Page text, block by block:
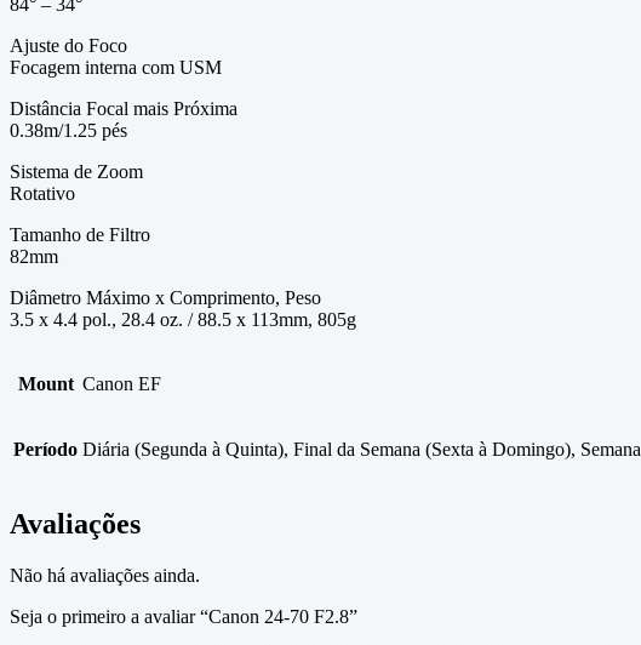
84° – 34°
Ajuste do Foco
Focagem interna com USM
Distância Focal mais Próxima
0.38m/1.25 pés
Sistema de Zoom
Rotativo
Tamanho de Filtro
82mm
Diâmetro Máximo x Comprimento, Peso
3.5 x 4.4 pol., 28.4 oz. / 88.5 x 113mm, 805g
Mount Canon EF
Período Diária (Segunda à Quinta), Final da Semana (Sexta à Domingo), Semana
Avaliações
Não há avaliações ainda.
Seja o primeiro a avaliar “Canon 24-70 F2.8”